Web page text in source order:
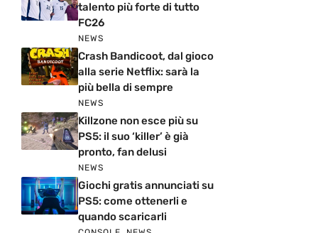
talento più forte di tutto
FC26
NEWS
Crash Bandicoot, dal gioco
alla serie Netflix: sarà la
più bella di sempre
NEWS
Killzone non esce più su
PS5: il suo ‘killer’ è già
pronto, fan delusi
NEWS
Giochi gratis annunciati su
PS5: come ottenerli e
quando scaricarli